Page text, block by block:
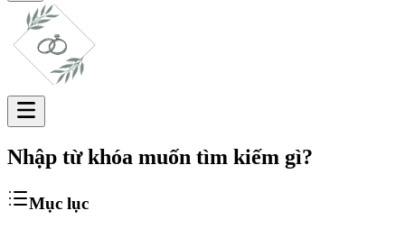
Nhập từ khóa muốn tìm kiếm gì?
Mục lục